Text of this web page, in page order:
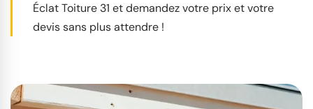
Éclat Toiture 31 et demandez votre prix et votre
devis sans plus attendre !